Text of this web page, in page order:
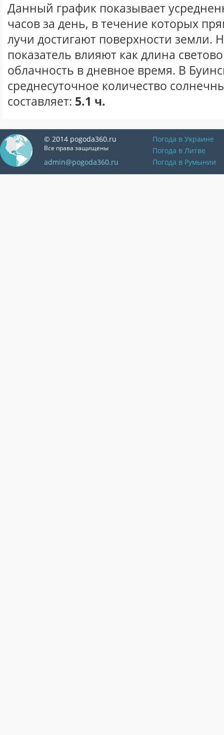
Данный график показывает
часов за день, в течение которых
лучи достигают поверхности земли.
показатель влияют как длина
облачность в дневное время. В
среднесуточное количество
составляет: 5.1 ч.
© 2014 pogoda360.ru
Все права защищены
admin@pogoda360.ru
Погода в Украине
Погода в Литве
Погода в Румынии